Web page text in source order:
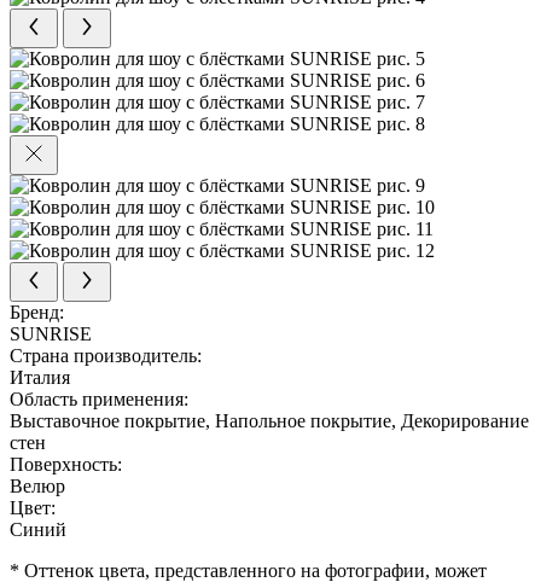
Бренд:
SUNRISE
Страна производитель:
Италия
Область применения:
Выставочное покрытие, Напольное покрытие, Декорирование
стен
Поверхность:
Велюр
Цвет:
Синий
* Оттенок цвета, представленного на фотографии, может